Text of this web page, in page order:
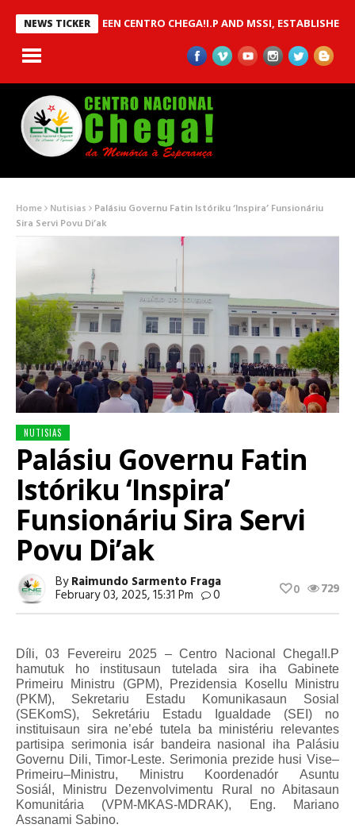
NEWS TICKER
BETWEEN CENTRO CHEGA!I.P AND MSSI, ESTABLISHED TO
Home Nutisias Palásiu Governu Fatin Istóriku ‘Inspira’ Funsionáriu
Sira Servi Povu Di’ak
NUTISIAS
Palásiu Governu Fatin
Istóriku ‘Inspira’
Funsionáriu Sira Servi
Povu Di’ak
ByRaimundo Sarmento Fraga
February 03, 2025, 15:31 Pm 0 729
0
Díli, 03 Fevereiru 2025 – Centro Nacional Chega!I.P
hamutuk ho institusaun tutelada sira iha Gabinete
Primeiru Ministru (GPM), Prezidensia Kosellu Ministru
(PKM), Sekretariu Estadu Komunikasaun Sosial
(SEKomS), Sekretáriu Estadu Igualdade (SEI) no
instituisaun sira ne’ebé tutela ba ministériu relevantes
partisipa serimonia isár bandeira nasional iha Palásiu
Governu Dili, Timor-Leste. Serimonia prezide husi Vise–
Primeiru–Ministru, Ministru KoordenadórAsuntu
Sosiál , Ministru Dezenvolvimentu Rural no Abitasaun
Komunitária (VPM-MKAS-MDRAK), Eng.
Mariano
Assanami Sabino.